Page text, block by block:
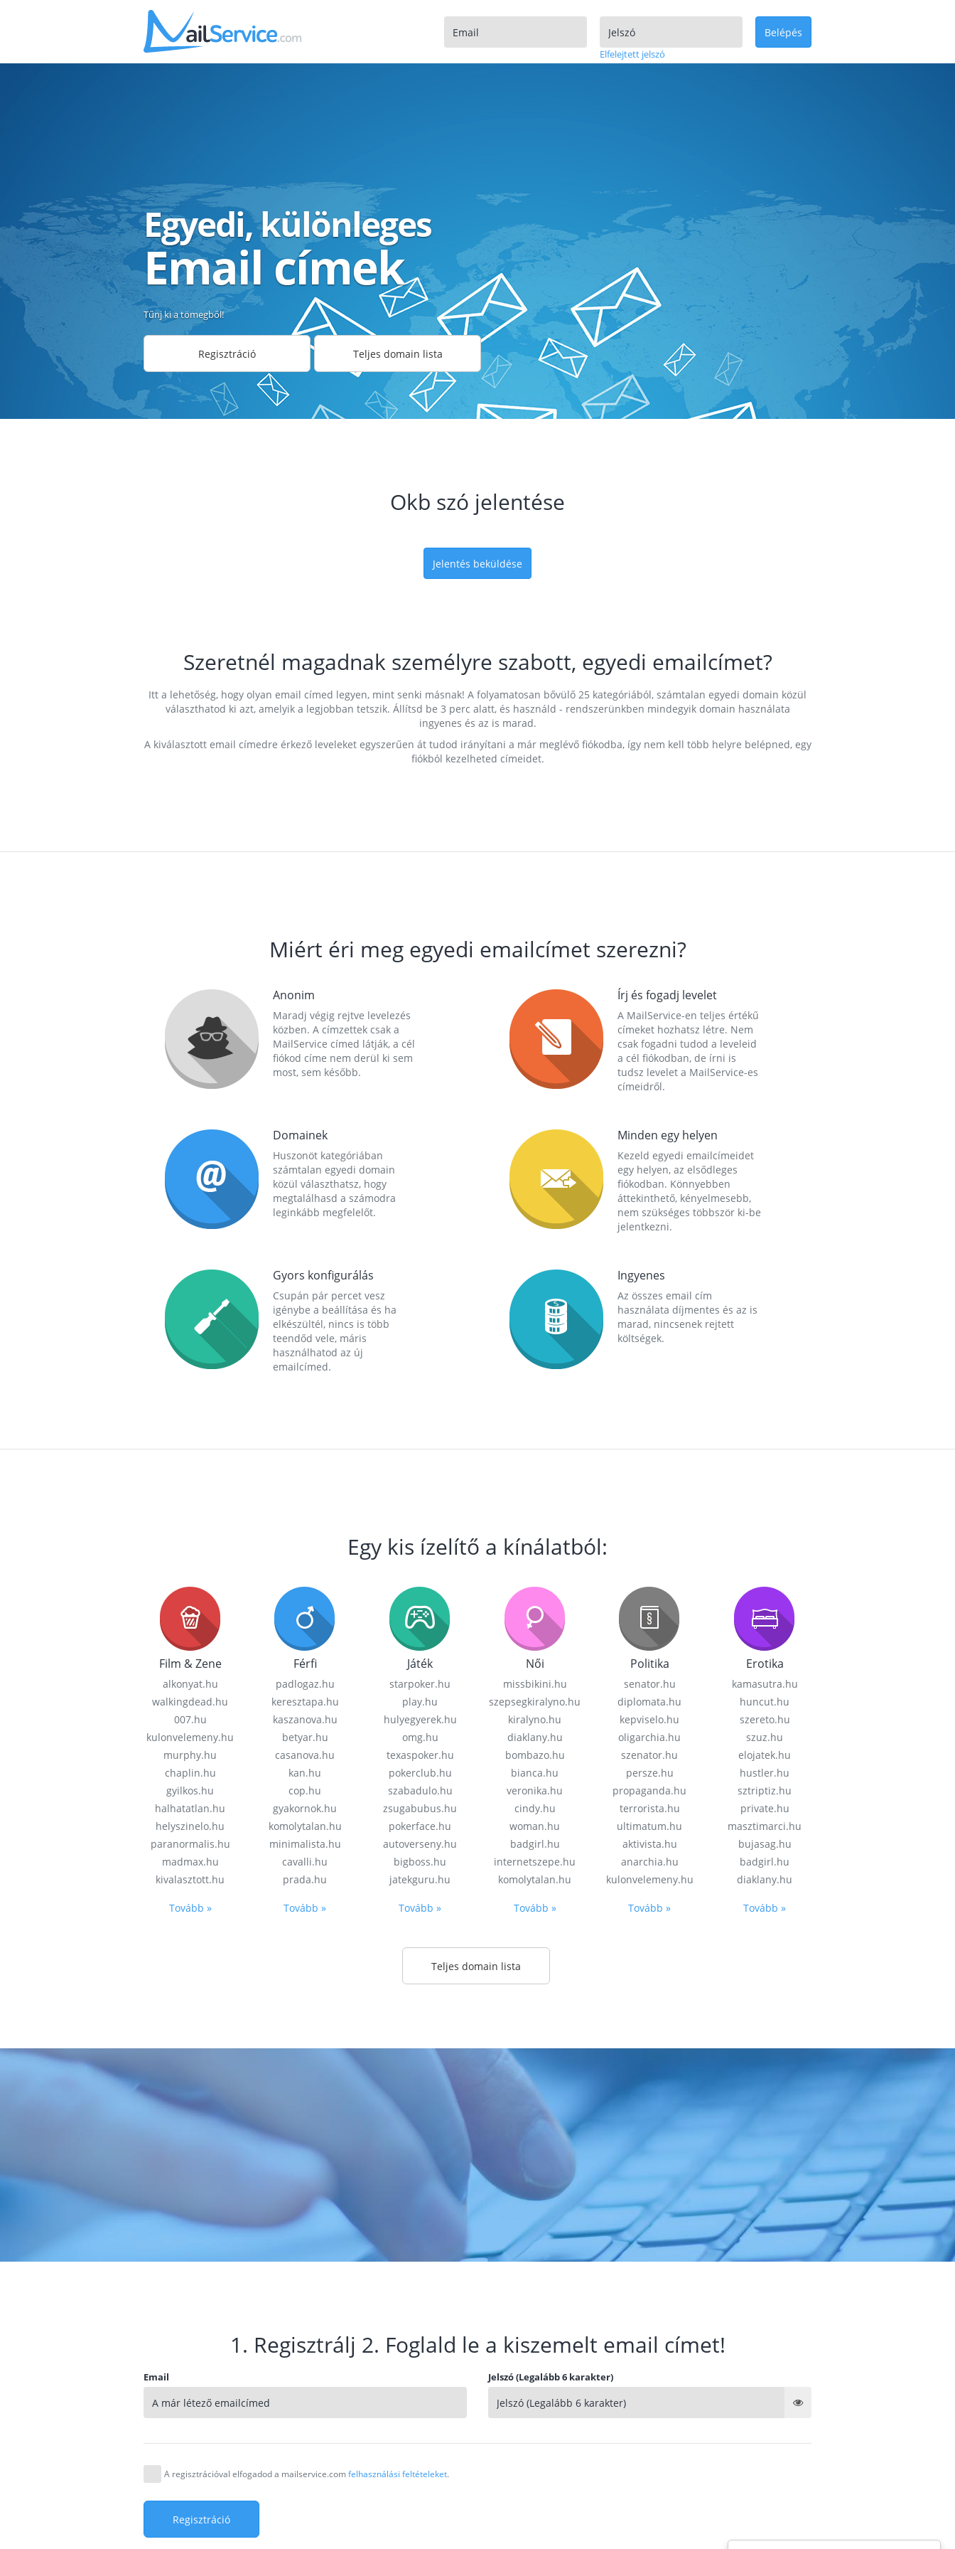
Elfelejtett jelszó
Belépés
Egyedi, különleges
Email címek
Tűnj ki a tömegből!
Regisztráció Teljes domain lista
Okb szó jelentése
Jelentés beküldése
Szeretnél magadnak személyre szabott, egyedi emailcímet?
Itt a lehetőség, hogy olyan email címed legyen, mint senki másnak! A folyamatosan bővülő 25 kategóriából, számtalan egyedi domain közül
választhatod ki azt, amelyik a legjobban tetszik. Állítsd be 3 perc alatt, és használd - rendszerünkben mindegyik domain használata
ingyenes és az is marad.
A kiválasztott email címedre érkező leveleket egyszerűen át tudod irányítani a már meglévő fiókodba, így nem kell több helyre belépned, egy
fiókból kezelheted címeidet.
Miért éri meg egyedi emailcímet szerezni?
Anonim
Maradj végig rejtve levelezés
közben. A címzettek csak a
MailService címed látják, a cél
fiókod címe nem derül ki sem
most, sem később.
Írj és fogadj levelet
A MailService-en teljes értékű
címeket hozhatsz létre. Nem
csak fogadni tudod a leveleid
a cél fiókodban, de írni is
tudsz levelet a MailService-es
címeidről.
Domainek
Huszonöt kategóriában
számtalan egyedi domain
közül választhatsz, hogy
megtalálhasd a számodra
leginkább megfelelőt.
Minden egy helyen
Kezeld egyedi emailcímeidet
egy helyen, az elsődleges
fiókodban. Könnyebben
áttekinthető, kényelmesebb,
nem szükséges többször ki-be
jelentkezni.
Gyors konfigurálás
Csupán pár percet vesz
igénybe a beállítása és ha
elkészültél, nincs is több
teendőd vele, máris
használhatod az új
emailcímed.
Ingyenes
Az összes email cím
használata díjmentes és az is
marad, nincsenek rejtett
költségek.
Egy kis ízelítő a kínálatból:
Film & Zene
alkonyat.hu
walkingdead.hu
007.hu
kulonvelemeny.hu
murphy.hu
chaplin.hu
gyilkos.hu
halhatatlan.hu
helyszinelo.hu
paranormalis.hu
madmax.hu
kivalasztott.hu
Tovább »
Férfi
padlogaz.hu
keresztapa.hu
kaszanova.hu
betyar.hu
casanova.hu
kan.hu
cop.hu
gyakornok.hu
komolytalan.hu
minimalista.hu
cavalli.hu
prada.hu
Tovább »
Játék
starpoker.hu
play.hu
hulyegyerek.hu
omg.hu
texaspoker.hu
pokerclub.hu
szabadulo.hu
zsugabubus.hu
pokerface.hu
autoverseny.hu
bigboss.hu
jatekguru.hu
Tovább »
Női
missbikini.hu
szepsegkiralyno.hu
kiralyno.hu
diaklany.hu
bombazo.hu
bianca.hu
veronika.hu
cindy.hu
woman.hu
badgirl.hu
internetszepe.hu
komolytalan.hu
Tovább »
Politika
senator.hu
diplomata.hu
kepviselo.hu
oligarchia.hu
szenator.hu
persze.hu
propaganda.hu
terrorista.hu
ultimatum.hu
aktivista.hu
anarchia.hu
kulonvelemeny.hu
Tovább »
Erotika
kamasutra.hu
huncut.hu
szereto.hu
szuz.hu
elojatek.hu
hustler.hu
sztriptiz.hu
private.hu
masztimarci.hu
bujasag.hu
badgirl.hu
diaklany.hu
Tovább »
Teljes domain lista
1. Regisztrálj 2. Foglald le a kiszemelt email címet!
Email Jelszó (Legalább 6 karakter)
A regisztrációval elfogadod a mailservice.comfelhasználási feltételeket.
Regisztráció